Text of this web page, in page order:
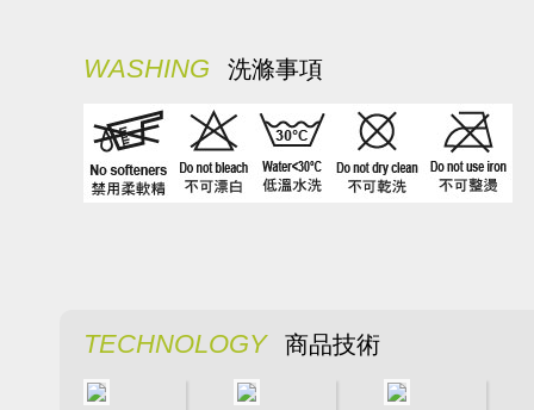
WASHING 洗滌事項
TECHNOLOGY 商品技術